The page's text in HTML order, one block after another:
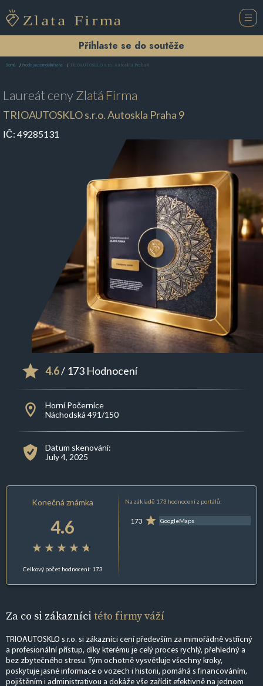
Přihlaste se do soutěže
Domů Prodej automobilů Praha TRIOAUTOSKLO s.r.o. Autoskla Praha 9
Laureát cenyZlatá Firma
TRIOAUTOSKLO s.r.o. Autoskla Praha 9
IČ: 49285131
4.6/ 173 Hodnocení
Horní Počernice
Náchodská 491/150
Datum skenování:
July 4, 2025
Konečná známka
4.6
Celkový počet hodnocení: 173
Na základě 173 hodnocení z portálů:
173 GoogleMaps
Za co si zákazníci této firmy váží
TRIOAUTOSKLO s.r.o. si zákazníci cení především za mimořádně vstřícný
a profesionální přístup, díky kterému je celý proces rychlý, přehledný a
bez zbytečného stresu. Tým ochotně vysvětluje všechny kroky,
poskytuje jasné informace o vozech i historii, pomáhá s financováním,
pojištěním i administrativou a dokáže vše zařídit efektivně na jednom